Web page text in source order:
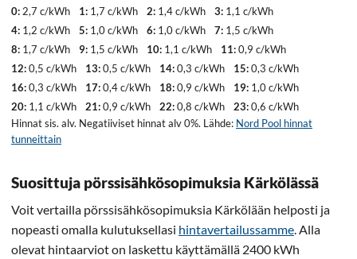
0: 2,7 c/kWh 1: 1,7 c/kWh 2: 1,4 c/kWh 3: 1,1 c/kWh
4: 1,2 c/kWh 5: 1,0 c/kWh 6: 1,0 c/kWh 7: 1,5 c/kWh
8: 1,7 c/kWh 9: 1,5 c/kWh 10: 1,1 c/kWh 11:0,9 c/kWh
12:0,5 c/kWh 13:0,5 c/kWh 14:0,3 c/kWh 15:0,3 c/kWh
16:0,3 c/kWh 17:0,4 c/kWh 18:0,9 c/kWh 19: 1,0 c/kWh
20: 1,1 c/kWh 21:0,9 c/kWh 22:0,8 c/kWh 23:0,6 c/kWh
Hinnat sis. alv. Negatiiviset hinnat alv 0%. Lähde: Nord Pool hinnat
tunneittain
Suosittuja pörssisähkösopimuksia Kärkölässä
Voit vertailla pörssisähkösopimuksia Kärkölään helposti ja
nopeasti omalla kulutuksellasi hintavertailussamme . Alla
olevat hintaarviot on laskettu käyttämällä 2400 kWh